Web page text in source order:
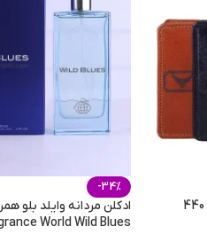
ای
-34%
ادکلن مردانه وایلد بلو
World Wild Blues